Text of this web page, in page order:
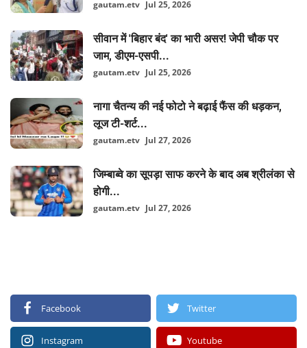
gautam.etv Jul 25, 2026
सीवान में 'बिहार बंद' का भारी असर! जेपी चौक पर
जाम, डीएम-एसपी...
gautam.etv Jul 25, 2026
नागा चैतन्य की नई फोटो ने बढ़ाई फैंस की धड़कन,
लूज टी-शर्ट...
gautam.etv Jul 27, 2026
जिम्बाब्वे का सूपड़ा साफ करने के बाद अब श्रीलंका से
होगी...
gautam.etv Jul 27, 2026
Facebook Twitter
Instagram Youtube